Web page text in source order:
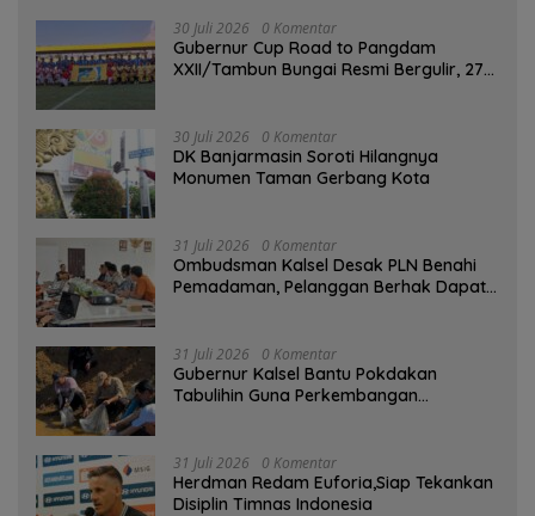
30 Juli 2026 0 Komentar
Gubernur Cup Road to Pangdam
XXII/Tambun Bungai Resmi Bergulir, 27
30 Juli 2026 0 Komentar
DK Banjarmasin Soroti Hilangnya
Monumen Taman Gerbang Kota
31 Juli 2026 0 Komentar
Ombudsman Kalsel Desak PLN Benahi
Pemadaman, Pelanggan Berhak Dapat
31 Juli 2026 0 Komentar
Gubernur Kalsel Bantu Pokdakan
Tabulihin Guna Perkembangan
31 Juli 2026 0 Komentar
Herdman Redam Euforia,Siap Tekankan
Disiplin Timnas Indonesia